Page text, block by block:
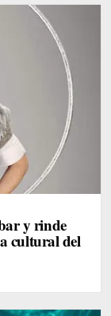
y rinde
cultural del